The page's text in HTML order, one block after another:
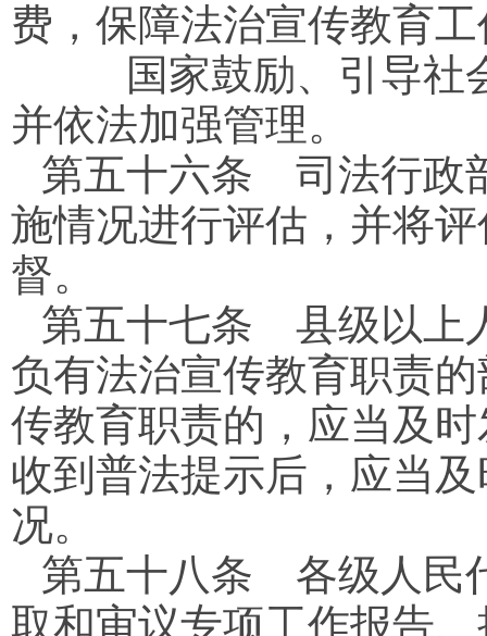
费，保障法治宣传教育
国家鼓励、引导社
并依法加强管理。
第五十六条 司法行政
施情况进行评估，并将
督。
第五十七条 县级以上
负有法治宣传教育职责
传教育职责的，应当及
收到普法提示后，应当
况。
第五十八条 各级人民
取和审议专项工作报告